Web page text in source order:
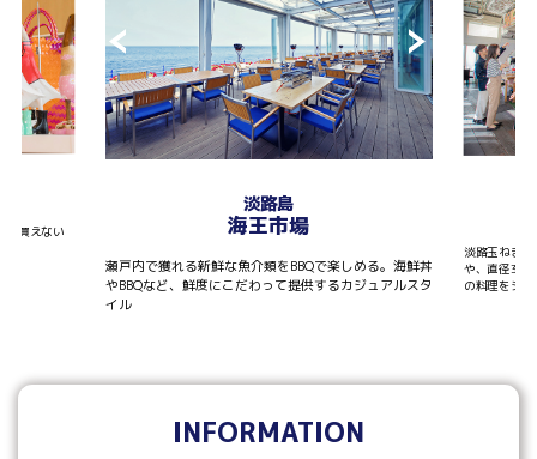
か買えない
淡路島
海王市場
瀬戸内で獲れる新鮮な魚介類をBBQで楽しめる。海鮮丼
やBBQなど、鮮度にこだわって提供するカジュアルスタ
イル
淡路玉ねぎ
や、直径30
の料理をシ
INFORMATION